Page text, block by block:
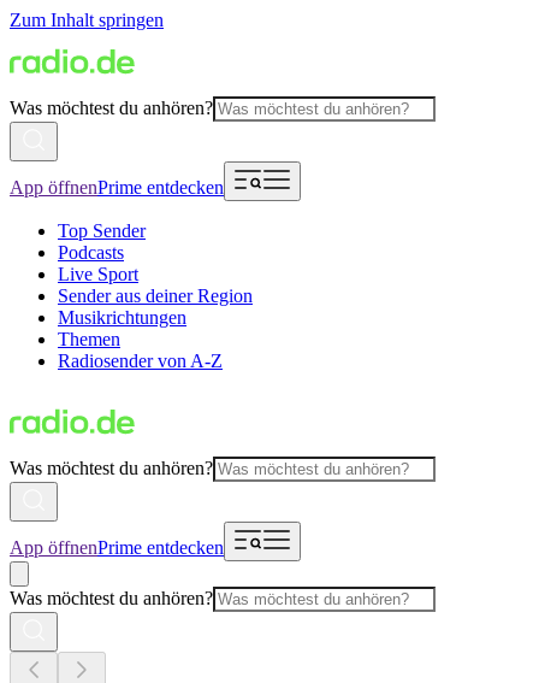
Zum Inhalt springen
Was möchtest du anhören?
App öffnenPrime entdecken
Top Sender
Podcasts
Live Sport
Sender aus deiner Region
Musikrichtungen
Themen
Radiosender von A-Z
Was möchtest du anhören?
App öffnenPrime entdecken
Was möchtest du anhören?